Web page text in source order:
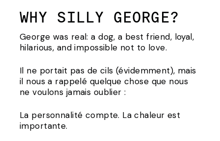
WHY SILLY GEORGE?
George was real: a dog, a best friend, loyal,
hilarious, and impossible not to love.
Il ne portait pas de cils (évidemment), mais
il nous a rappelé quelque chose que nous
ne voulons jamais oublier :
La personnalité compte. La chaleur est
importante.